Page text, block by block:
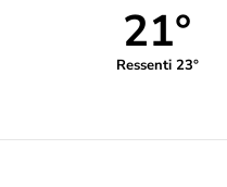
21°
Ressenti 23°